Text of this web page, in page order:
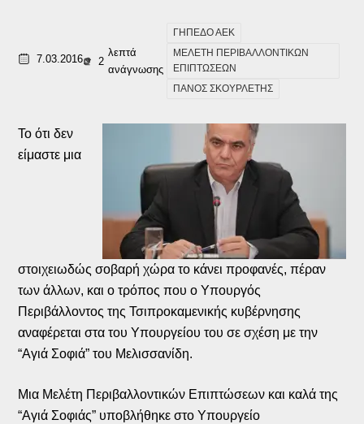
7.03.2016 2
λεπτά
ανάγνωσης
ΓΗΠΕΔΟ ΑΕΚ
ΜΕΛΕΤΗ ΠΕΡΙΒΑΛΛΟΝΤΙΚΩΝ
ΕΠΙΠΤΩΣΕΩΝ
ΠΑΝΟΣ ΣΚΟΥΡΛΕΤΗΣ
Το ότι δεν
είμαστε μια
στοιχειωδώς σοβαρή χώρα το κάνει προφανές, πέραν
των άλλων, και ο τρόπος που ο Υπουργός
Περιβάλλοντος της Τσιπροκαμενικής κυβέρνησης
αναφέρεται στα του Υπουργείου του σε σχέση με την
“Αγιά Σοφιά” του Μελισσανίδη.
Μια Μελέτη Περιβαλλοντικών Επιπτώσεων και καλά της
“Αγιά Σοφιάς” υποβλήθηκε στο Υπουργείο